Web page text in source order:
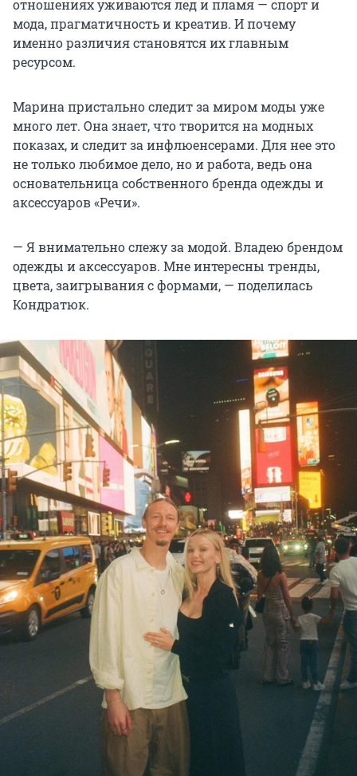
отношениях уживаются лед и пламя — спорт и
мода, прагматичность и креатив. И почему
именно различия становятся их главным
ресурсом.
Марина пристально следит за миром моды уже
много лет. Она знает, что творится на модных
показах, и следит за инфлюенсерами. Для нее это
не только любимое дело, но и работа, ведь она
основательница собственного бренда одежды и
аксессуаров «Речи».
— Я внимательно слежу за модой. Владею брендом
одежды и аксессуаров. Мне интересны тренды,
цвета, заигрывания с формами, — поделилась
Кондратюк.